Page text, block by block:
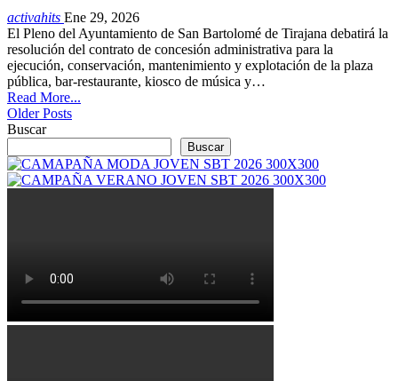
activahits Ene 29, 2026
El Pleno del Ayuntamiento de San Bartolomé de Tirajana debatirá la
resolución del contrato de concesión administrativa para la
ejecución, conservación, mantenimiento y explotación de la plaza
pública, bar-restaurante, kiosco de música y…
Read More...
Older Posts
Buscar
Buscar